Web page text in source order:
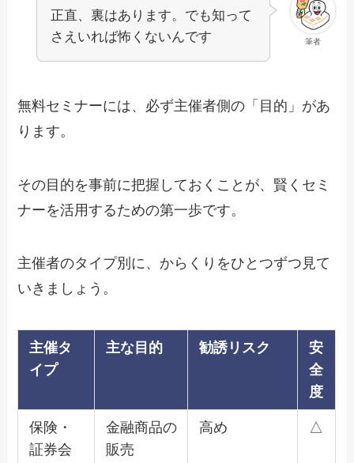
筆者
正直、裏はあります。でも知って
さえいれば怖くないんです
無料セミナーには、必ず主催者側の「目的」があ
ります。
その目的を事前に把握しておくことが、賢くセミ
ナーを活用するための第一歩です。
主催者のタイプ別に、からくりをひとつずつ見て
いきましょう。
主催タ
イプ
主な目的 勧誘リスク
安
全
度
保険・
証券会
金融商品の
販売
高め △